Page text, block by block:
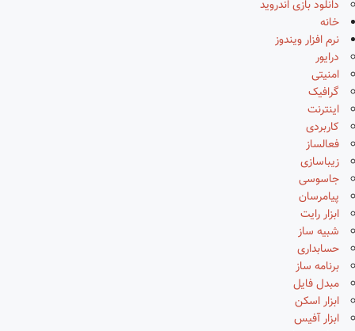
دانلود بازی اندروید
خانه
نرم افزار ویندوز
درایور
امنیتی
گرافیک
اینترنت
کاربردی
فعالساز
زیباسازی
جاسوسی
پیامرسان
ابزار رایت
شبیه ساز
حسابداری
برنامه ساز
مبدل فایل
ابزار اسکن
ابزار آفیس